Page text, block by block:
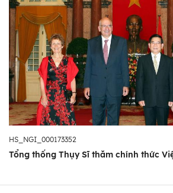
HS_NGI_000173352
Tổng thống Thụy Sĩ thăm chính thức